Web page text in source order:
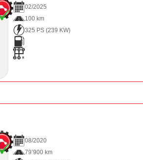
02/2025
100 km
325 PS (239 KW)
08/2020
79’900 km